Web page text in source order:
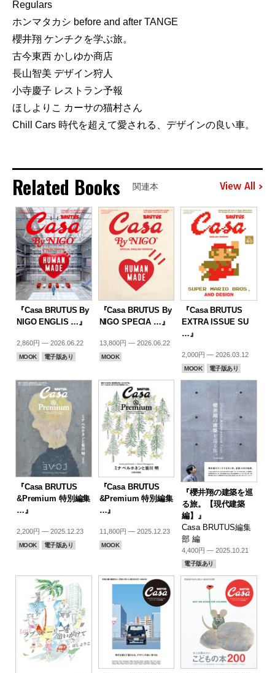
Regulars
ホンマタカシ before and after TANGE
櫻井翔 ケンチクを学ぶ旅。
古今東西 かしゆか商店
長山智美 デザイン狩人
小寺慶子 レストラン予報
ほしよりこ カーサの猫村さん
Chill Cars 時代を超えて愛される、デザインの良い車。
Related Books 関連本 View All
『Casa BRUTUS By
NIGO ENGLIS …』
2,860円 — 2026.06.22
MOOK 電子版あり
『Casa BRUTUS By
NIGO SPECIA …』
13,800円 — 2026.06.22
MOOK
『Casa BRUTUS
EXTRA ISSUE SU
…』
2,000円 — 2026.03.12
MOOK 電子版あり
『Casa BRUTUS
&Premium 特別編集
…』
2,200円 — 2025.12.23
MOOK 電子版あり
『Casa BRUTUS
&Premium 特別編集
…』
11,800円 — 2025.12.23
MOOK
『櫻井翔の建築を巡
る旅。【現代建築
編】』
Casa BRUTUS編集
部 編
4,400円 — 2025.10.21
電子版あり